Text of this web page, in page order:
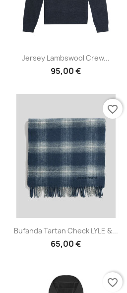
 Vista rápida
Jersey Lambswool Crew...
95,00 €
Vista rápida
Bufanda Tartan Check LYLE &...
65,00 €
favorite_border
favorite_border